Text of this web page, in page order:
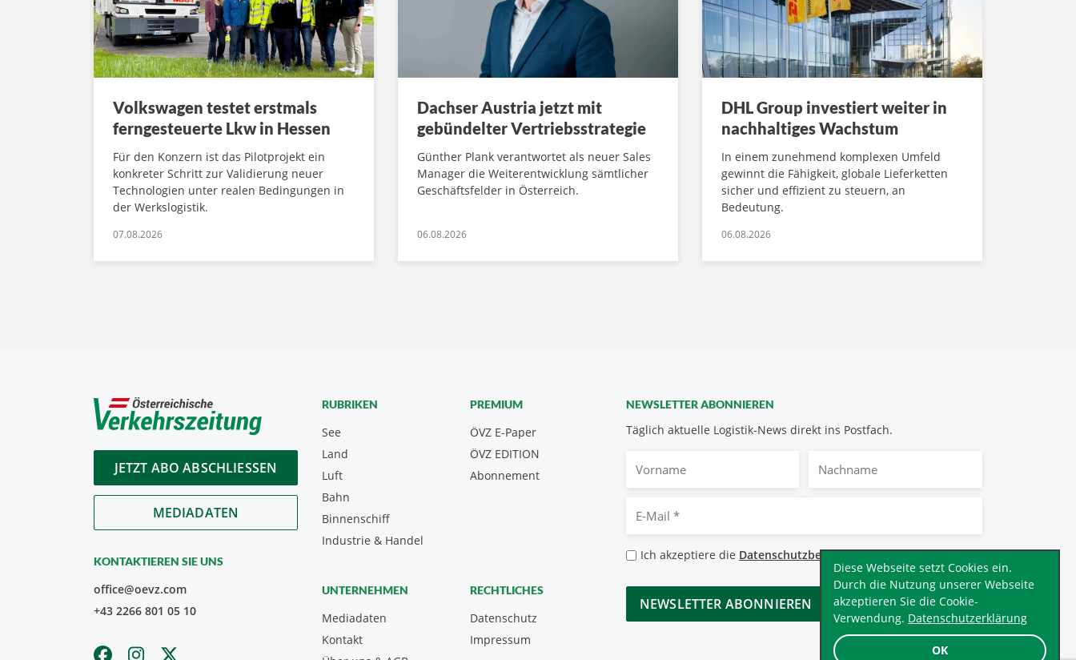
OK
Diese Webseite setzt Cookies ein.
Durch die Nutzung unserer Webseite
akzeptieren Sie die Cookie-
Verwendung. Datenschutzerklärung
Volkswagen testet erstmals
ferngesteuerte Lkw in Hessen
Für den Konzern ist das Pilotprojekt ein
konkreter Schritt zur Validierung neuer
Technologien unter realen Bedingungen in
der Werkslogistik.
07.08.2026
Dachser Austria jetzt mit
gebündelter Vertriebsstrategie
Günther Plank verantwortet als neuer Sales
Manager die Weiterentwicklung sämtlicher
Geschäftsfelder in Österreich.
06.08.2026
DHL Group investiert weiter in
nachhaltiges Wachstum
In einem zunehmend komplexen Umfeld
gewinnt die Fähigkeit, globale Lieferketten
sicher und effizient zu steuern, an
Bedeutung.
06.08.2026
JETZT ABO ABSCHLIESSEN
MEDIADATEN
KONTAKTIEREN SIE UNS
office@oevz.com
+43 2266 801 05 10
NEWSLETTER ABONNIEREN
Täglich aktuelle Logistik-News direkt ins Postfach.
Mail
Datenschutzbestimmungen
Ich akzeptiere die Datenschutzbestimmungen.*
CAPTCHA
RUBRIKEN
See
Land
Luft
Bahn
Binnenschiff
Industrie & Handel
PREMIUM
ÖVZ E-Paper
Abonnement
ÖVZ EDITION
UNTERNEHMEN
Mediadaten
Kontakt
RECHTLICHES
Datenschutz
Impressum